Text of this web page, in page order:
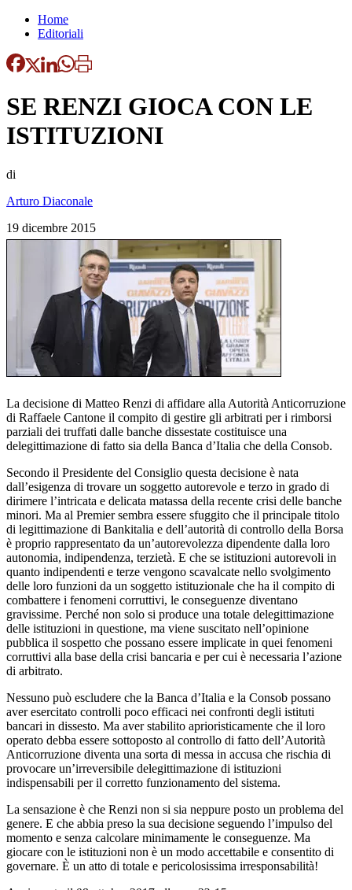
Home
Editoriali
SE RENZI GIOCA CON LE
ISTITUZIONI
di
Arturo Diaconale
19 dicembre 2015
La decisione di Matteo Renzi di affidare alla Autorità Anticorruzione
di Raffaele Cantone il compito di gestire gli arbitrati per i rimborsi
parziali dei truffati dalle banche dissestate costituisce una
delegittimazione di fatto sia della Banca d’Italia che della Consob.
Secondo il Presidente del Consiglio questa decisione è nata
dall’esigenza di trovare un soggetto autorevole e terzo in grado di
dirimere l’intricata e delicata matassa della recente crisi delle banche
minori. Ma al Premier sembra essere sfuggito che il principale titolo
di legittimazione di Bankitalia e dell’autorità di controllo della Borsa
è proprio rappresentato da un’autorevolezza dipendente dalla loro
autonomia, indipendenza, terzietà. E che se istituzioni autorevoli in
quanto indipendenti e terze vengono scavalcate nello svolgimento
delle loro funzioni da un soggetto istituzionale che ha il compito di
combattere i fenomeni corruttivi, le conseguenze diventano
gravissime. Perché non solo si produce una totale delegittimazione
delle istituzioni in questione, ma viene suscitato nell’opinione
pubblica il sospetto che possano essere implicate in quei fenomeni
corruttivi alla base della crisi bancaria e per cui è necessaria l’azione
di arbitrato.
Nessuno può escludere che la Banca d’Italia e la Consob possano
aver esercitato controlli poco efficaci nei confronti degli istituti
bancari in dissesto. Ma aver stabilito aprioristicamente che il loro
operato debba essere sottoposto al controllo di fatto dell’Autorità
Anticorruzione diventa una sorta di messa in accusa che rischia di
provocare un’irreversibile delegittimazione di istituzioni
indispensabili per il corretto funzionamento del sistema.
La sensazione è che Renzi non si sia neppure posto un problema del
genere. E che abbia preso la sua decisione seguendo l’impulso del
momento e senza calcolare minimamente le conseguenze. Ma
giocare con le istituzioni non è un modo accettabile e consentito di
governare. È un atto di totale e pericolosissima irresponsabilità!